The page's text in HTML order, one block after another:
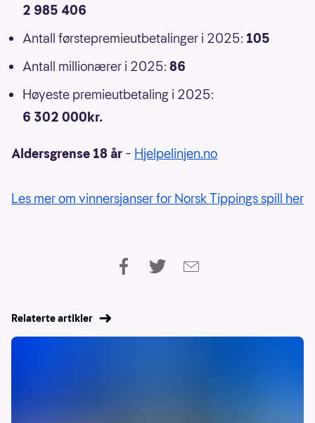
2 985 406
Antall førstepremieutbetalinger i 2025: 105
Antall millionærer i 2025: 86
Høyeste premieutbetaling i 2025:
6 302 000kr.
Aldersgrense 18 år – Hjelpelinjen.no
Les mer om vinnersjanser for Norsk Tippings spill her
Relaterte artikler